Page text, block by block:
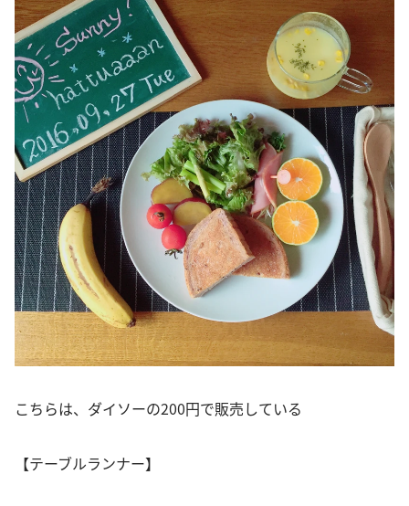
こちらは、ダイソーの200円で販売している
【テーブルランナー】